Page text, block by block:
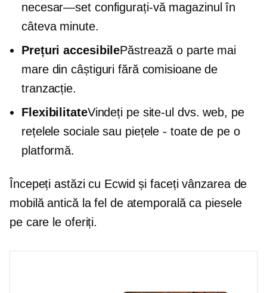
necesar—setconfigurați-vă magazinul în
câteva minute.
Prețuri accesibilePăstrează o parte mai
mare din câștiguri fără comisioane de
tranzacție.
FlexibilitateVindeți pe site-ul dvs. web, pe
rețelele sociale sau piețele - toatede pe o
platformă.
Începeți astăzi cu Ecwid și faceți vânzarea de
mobilă antică la fel de atemporală ca piesele
pe care le oferiți.